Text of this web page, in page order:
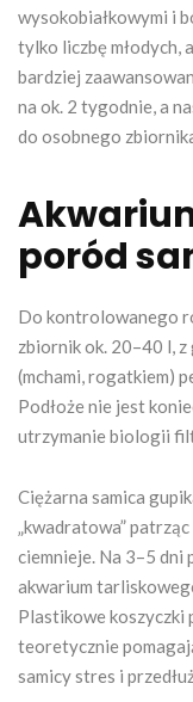
wysokobiałkowymi i
tylko liczbę młodych,
bardziej
na ok. 2 tygodnie, a
do osobnego
poród
Do kontrolowanego
zbiornik ok. 20–40 l,
(mchami, rogatkiem)
Podłoże nie jest
utrzymanie biologii
Ciężarna samica
„kwadratowa”
ciemnieje. Na 3–5 dni
akwarium
Plastikowe koszyczki
teoretycznie
samicy stres i